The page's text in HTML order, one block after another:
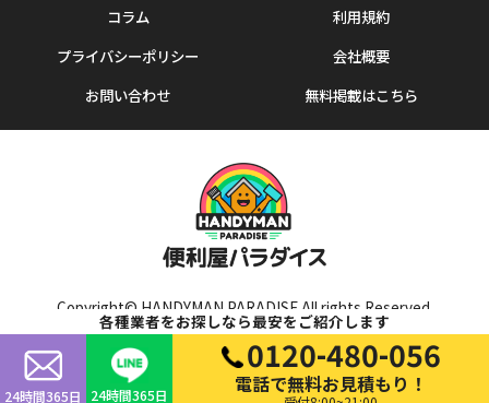
コラム
利用規約
プライバシーポリシー
会社概要
お問い合わせ
無料掲載はこちら
Copyright© HANDYMAN PARADISE All rights Reserved.
各種業者をお探しなら最安をご紹介します
24時間365日 24時間365日
0120-480-056
電話で無料お見積もり！